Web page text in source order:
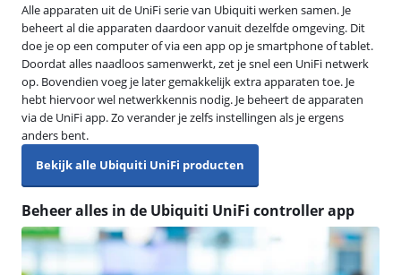
Alle apparaten uit de UniFi serie van Ubiquiti werken samen. Je
beheert al die apparaten daardoor vanuit dezelfde omgeving. Dit
doe je op een computer of via een app op je smartphone of tablet.
Doordat alles naadloos samenwerkt, zet je snel een UniFi netwerk
op. Bovendien voeg je later gemakkelijk extra apparaten toe. Je
hebt hiervoor wel netwerkkennis nodig. Je beheert de apparaten
via de UniFi app. Zo verander je zelfs instellingen als je ergens
anders bent.
Bekijk alle Ubiquiti UniFi producten
Beheer alles in de Ubiquiti UniFi controller app